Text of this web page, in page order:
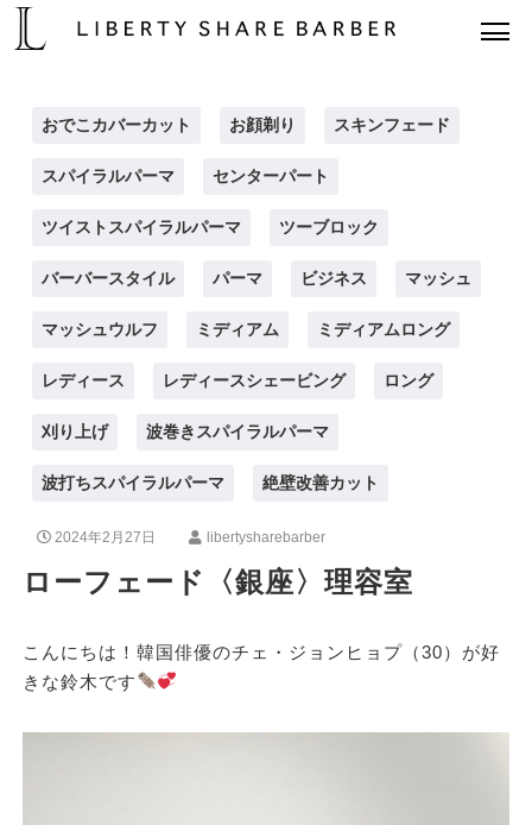
おでこカバーカット お顔剃り スキンフェード
スパイラルパーマ センターパート
ツイストスパイラルパーマ ツーブロック
バーバースタイル パーマ ビジネス マッシュ
マッシュウルフ ミディアム ミディアムロング
レディース レディースシェービング ロング
刈り上げ 波巻きスパイラルパーマ
波打ちスパイラルパーマ 絶壁改善カット
2024年2月27日 libertysharebarber
ローフェード〈銀座〉理容室
こんにちは！韓国俳優のチェ・ジョンヒョプ（30）が好
きな鈴木です